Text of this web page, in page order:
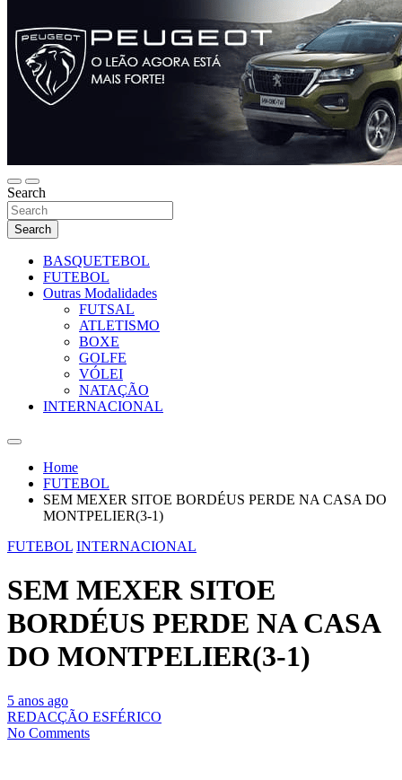
Search
Search
BASQUETEBOL
FUTEBOL
Outras Modalidades
FUTSAL
ATLETISMO
BOXE
GOLFE
VÓLEI
NATAÇÃO
INTERNACIONAL
Home
FUTEBOL
SEM MEXER SITOE BORDÉUS PERDE NA CASA DO
MONTPELIER(3-1)
FUTEBOL INTERNACIONAL
SEM MEXER SITOE
BORDÉUS PERDE NA CASA
DO MONTPELIER(3-1)
5 anos ago
REDACÇÃO ESFÉRICO
No Comments